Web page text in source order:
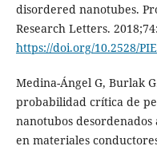
disordered nanotubes.
Research Letters.
https://doi.org/10.2528/
Medina-Ángel G, Burlak
probabilidad crítica de
nanotubos
en materiales